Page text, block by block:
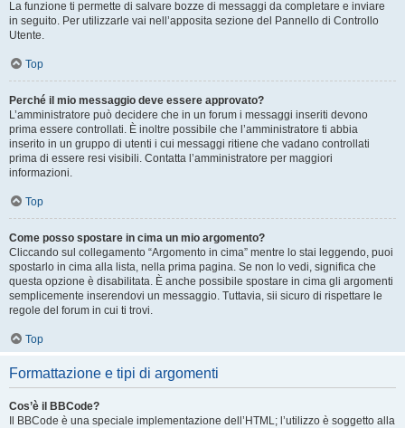
La funzione ti permette di salvare bozze di messaggi da completare e inviare
in seguito. Per utilizzarle vai nell’apposita sezione del Pannello di Controllo
Utente.
Top
Perché il mio messaggio deve essere approvato?
L’amministratore può decidere che in un forum i messaggi inseriti devono
prima essere controllati. È inoltre possibile che l’amministratore ti abbia
inserito in un gruppo di utenti i cui messaggi ritiene che vadano controllati
prima di essere resi visibili. Contatta l’amministratore per maggiori
informazioni.
Top
Come posso spostare in cima un mio argomento?
Cliccando sul collegamento “Argomento in cima” mentre lo stai leggendo, puoi
spostarlo in cima alla lista, nella prima pagina. Se non lo vedi, significa che
questa opzione è disabilitata. È anche possibile spostare in cima gli argomenti
semplicemente inserendovi un messaggio. Tuttavia, sii sicuro di rispettare le
regole del forum in cui ti trovi.
Top
Formattazione e tipi di argomenti
Cos’è il BBCode?
Il BBCode è una speciale implementazione dell’HTML; l’utilizzo è soggetto alla